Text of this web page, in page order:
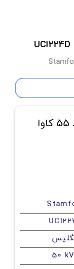
مشخصات فنی ژنراتور استمفورد 55 کاوا
50